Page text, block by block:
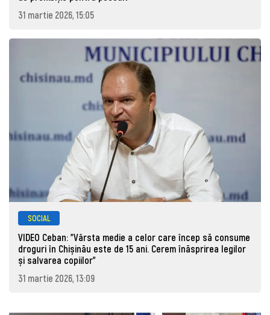
31 martie 2026, 15:05
SOCIAL
VIDEO Ceban: "Vârsta medie a celor care încep să consume
droguri în Chișinău este de 15 ani. Cerem înăsprirea legilor
și salvarea copiilor"
31 martie 2026, 13:09